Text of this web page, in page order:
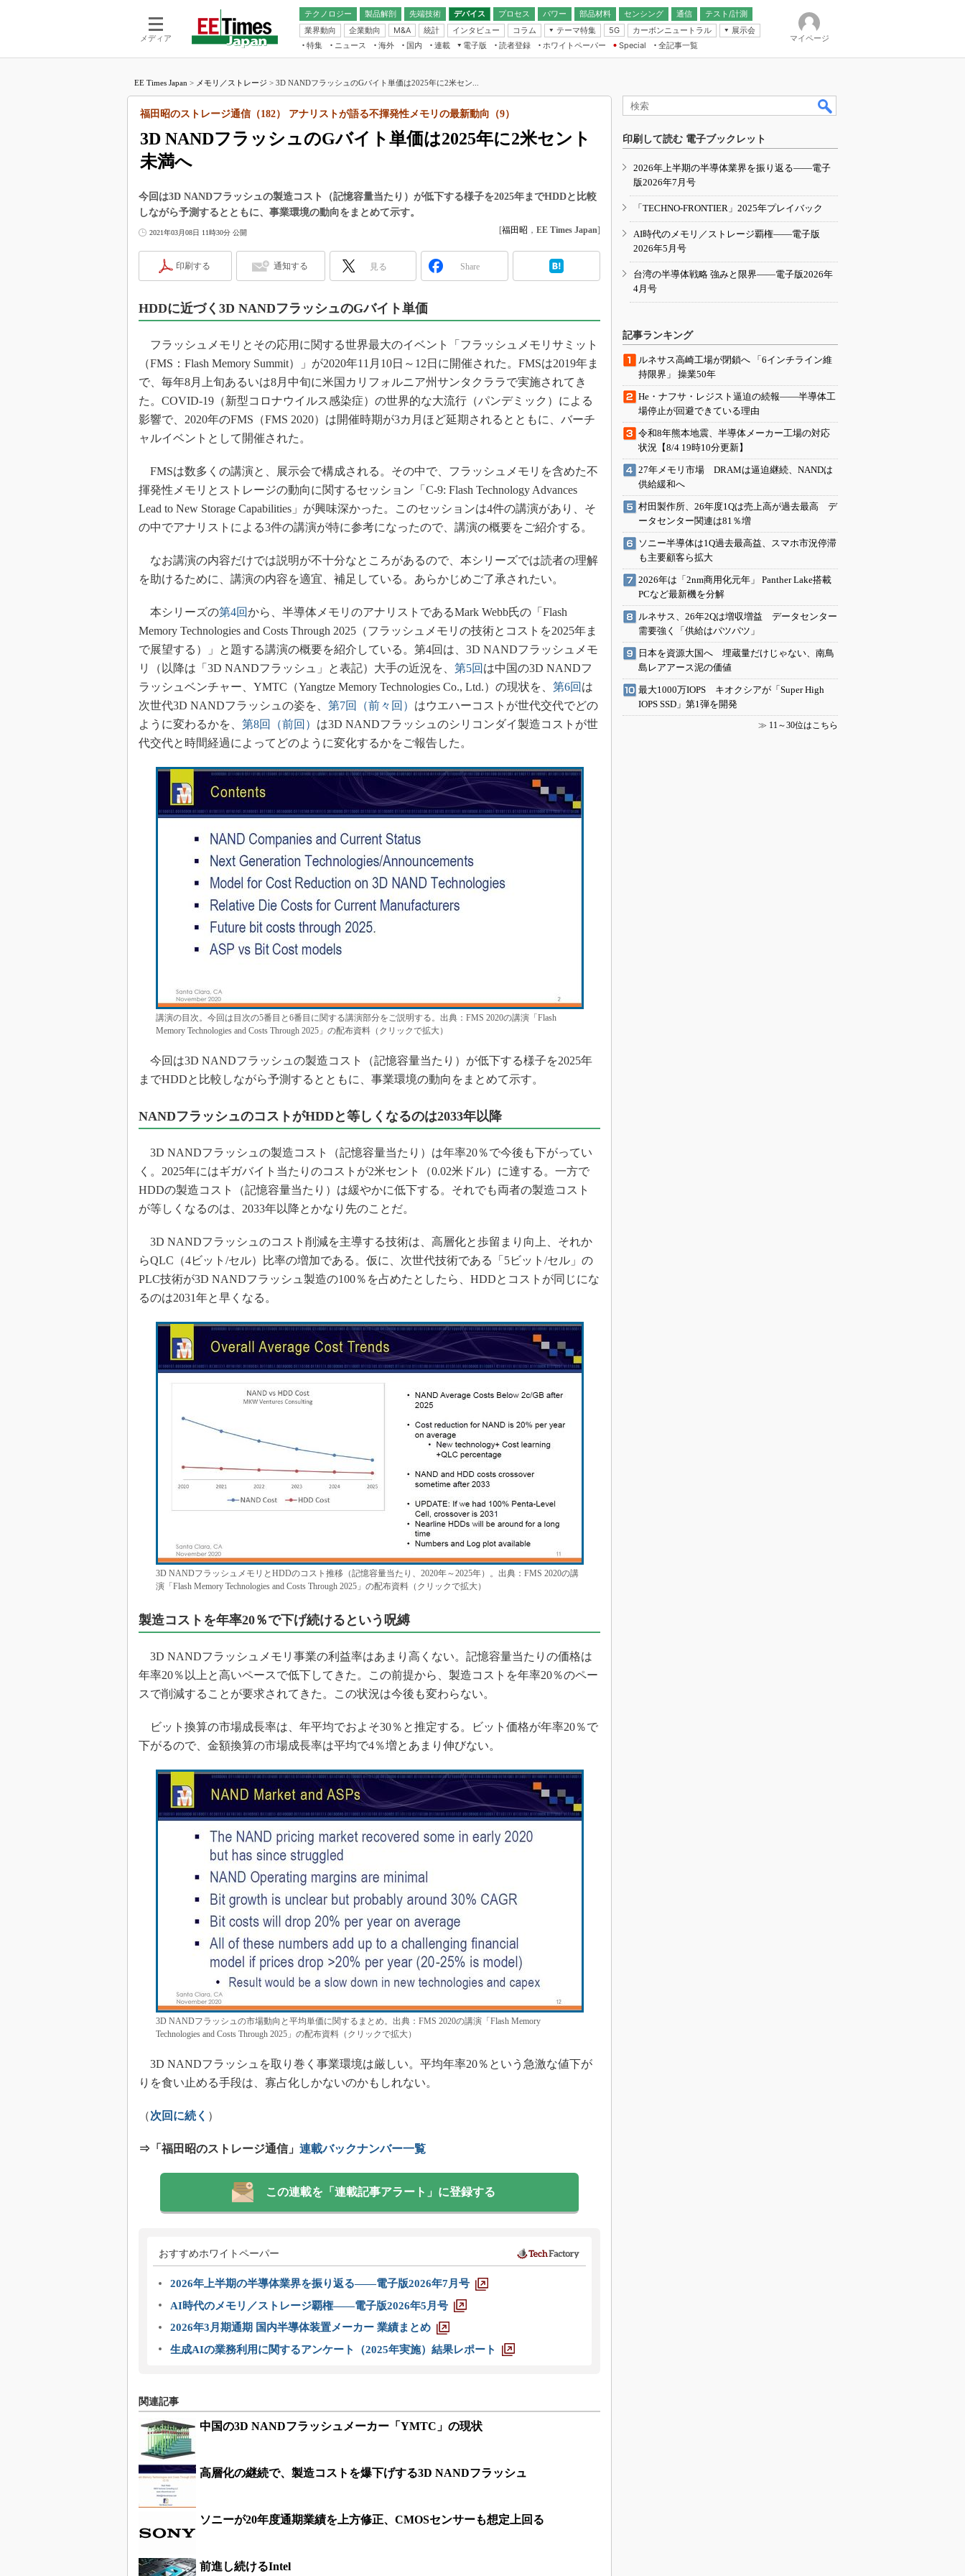
メディア
テクノロジー 製品解剖
先端技術
電池／エネルギー
デバイス
アナログ
マイコン
FPGA
プロセス パワー 部品材料 センシング
通信
無線
テスト/計測
業界動向
企業動向 M&A 統計 インタビュー コラム
テーマ特集
フィジカルAI
半導体後工程
読者調査（EE Times Research）
電源設計（EDN Japan）
エレクトロニクス入門（EDN
5G カーボンニュートラル
展示会
IoT・エッジコンピューティング
EXPO
TECHNO-FRONTIER
人とくるま展
特集 ニュース 海外 国内
連載
福田昭のデバイス通信
湯之上隆のナノフォーカス
大山聡の業界スコープ
学漂流記
世界を「数字」で回してみよう
Buzzword
この10年で起こったこと、次の10年
で起こること
製品分解で探るアジアの新トレンド
“異端児エンジニア”が仕掛けた社内
改革、執念の180日
イノベーションは日本を救うのか
JASA発IoT通信
IHSアナリスト「未来展望」
電子版
電子ブックレット
読者登録 ホワイトペーパー
Special
全記事一覧
マイページ
EE Times Japan > メモリ／ストレージ > 3D NANDフラッシュのGバイト単価は2025年に2米セン...
3D NANDフラッシュのGバイト単価は2025年に2米セント
未満へ
福田昭のストレージ通信（182） アナリストが語る不揮発性メモリの最新動向（9）
今回は3D NANDフラッシュの製造コスト（記憶容量当たり）が低下する様子を2025年までHDDと比較
しながら予測するとともに、事業環境の動向をまとめて示す。
2021年03月08日 11時30分 公開 [福田昭 ， EE Times Japan]
印刷する 通知する 見る Share
HDDに近づく3D NANDフラッシュのGバイト単価
フラッシュメモリとその応用に関する世界最大のイベント「フラッシュメモリサミット
（FMS：Flash Memory Summit）」が2020年11月10日～12日に開催された。FMSは2019年ま
で、毎年8月上旬あるいは8月中旬に米国カリフォルニア州サンタクララで実施されてき
た。COVID-19（新型コロナウイルス感染症）の世界的な大流行（パンデミック）による
影響で、2020年のFMS（FMS 2020）は開催時期が3カ月ほど延期されるとともに、バーチ
ャルイベントとして開催された。
FMSは数多くの講演と、展示会で構成される。その中で、フラッシュメモリを含めた不
揮発性メモリとストレージの動向に関するセッション「C-9: Flash Technology Advances
Lead to New Storage Capabilities」が興味深かった。このセッションは4件の講演があり、そ
の中でアナリストによる3件の講演が特に参考になったので、講演の概要をご紹介する。
なお講演の内容だけでは説明が不十分なところがあるので、本シリーズでは読者の理解
を助けるために、講演の内容を適宜、補足している。あらかじめご了承されたい。
本シリーズの第4回から、半導体メモリのアナリストであるMark Webb氏の「Flash
Memory Technologies and Costs Through 2025（フラッシュメモリの技術とコストを2025年ま
で展望する）」と題する講演の概要を紹介している。第4回は、3D NANDフラッシュメモ
リ（以降は「3D NANDフラッシュ」と表記）大手の近況を、 第5回 は中国の3D NANDフ
ラッシュベンチャー、YMTC（Yangtze Memory Technologies Co., Ltd.）の現状を、 第6回 は
次世代3D NANDフラッシュの姿を、 第7回（前々回） はウエハーコストが世代交代でどの
ように変わるかを、 第8回（前回） は3D NANDフラッシュのシリコンダイ製造コストが世
代交代と時間経過によってどのように変化するかをご報告した。
講演の目次。今回は目次の5番目と6番目に関する講演部分をご説明する。出典：FMS 2020の講演「Flash
Memory Technologies and Costs Through 2025」の配布資料（クリックで拡大）
今回は3D NANDフラッシュの製造コスト（記憶容量当たり）が低下する様子を2025年
までHDDと比較しながら予測するとともに、事業環境の動向をまとめて示す。
NANDフラッシュのコストがHDDと等しくなるのは2033年以降
3D NANDフラッシュの製造コスト（記憶容量当たり）は年率20％で今後も下がってい
く。2025年にはギガバイト当たりのコストが2米セント（0.02米ドル）に達する。一方で
HDDの製造コスト（記憶容量当たり）は緩やかに低下する。それでも両者の製造コスト
が等しくなるのは、2033年以降とかなり先のことだ。
3D NANDフラッシュのコスト削減を主導する技術は、高層化と歩留まり向上、それか
らQLC（4ビット/セル）比率の増加である。仮に、次世代技術である「5ビット/セル」の
PLC技術が3D NANDフラッシュ製造の100％を占めたとしたら、HDDとコストが同じにな
るのは2031年と早くなる。
3D NANDフラッシュメモリとHDDのコスト推移（記憶容量当たり、2020年～2025年）。出典：FMS 2020の講
演「Flash Memory Technologies and Costs Through 2025」の配布資料（クリックで拡大）
製造コストを年率20％で下げ続けるという呪縛
3D NANDフラッシュメモリ事業の利益率はあまり高くない。記憶容量当たりの価格は
年率20％以上と高いペースで低下してきた。この前提から、製造コストを年率20％のペー
スで削減することが要求されてきた。この状況は今後も変わらない。
ビット換算の市場成長率は、年平均でおよそ30％と推定する。ビット価格が年率20％で
下がるので、金額換算の市場成長率は平均で4％増とあまり伸びない。
3D NANDフラッシュの市場動向と平均単価に関するまとめ。出典：FMS 2020の講演「Flash Memory
Technologies and Costs Through 2025」の配布資料（クリックで拡大）
3D NANDフラッシュを取り巻く事業環境は厳しい。平均年率20％という急激な値下が
りを食い止める手段は、寡占化しかないのかもしれない。
（次回に続く ）
⇒「福田昭のストレージ通信」 連載バックナンバー一覧
この連載を「連載記事アラート」に登録する
おすすめホワイトペーパー
2026年上半期の半導体業界を振り返る――電子版2026年7月号
AI時代のメモリ／ストレージ覇権――電子版2026年5月号
2026年3月期通期 国内半導体装置メーカー 業績まとめ
生成AIの業務利用に関するアンケート（2025年実施）結果レポート
関連記事
中国の3D NANDフラッシュメーカー「YMTC」の現状
高層化の継続で、製造コストを爆下げする3D NANDフラッシュ
ソニーが20年度通期業績を上方修正、CMOSセンサーも想定上回る
前進し続けるIntel
印刷して読む 電子ブックレット
2026年上半期の半導体業界を振り返る――電子
版2026年7月号
「TECHNO-FRONTIER」2025年プレイバック
AI時代のメモリ／ストレージ覇権――電子版
2026年5月号
台湾の半導体戦略 強みと限界――電子版2026年
4月号
記事ランキング
ルネサス高崎工場が閉鎖へ 「6インチライン維
持限界」 操業50年
He・ナフサ・レジスト逼迫の続報――半導体工
場停止が回避できている理由
令和8年熊本地震、半導体メーカー工場の対応
状況【8/4 19時10分更新】
27年メモリ市場 DRAMは逼迫継続、NANDは
供給緩和へ
村田製作所、26年度1Qは売上高が過去最高 デ
ータセンター関連は81％増
ソニー半導体は1Q過去最高益、スマホ市況停滞
も主要顧客ら拡大
2026年は「2nm商用化元年」 Panther Lake搭載
PCなど最新機を分解
ルネサス、26年2Qは増収増益 データセンター
需要強く「供給はパツパツ」
日本を資源大国へ 埋蔵量だけじゃない、南鳥
島レアアース泥の価値
最大1000万IOPS キオクシアが「Super High
IOPS SSD」第1弾を開発
≫ 11～30位はこちら